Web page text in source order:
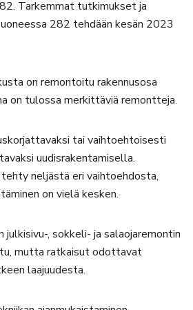
Tarkemmat tutkimukset ja
282 tehdään kesän 2023
on remontoitu rakennusosa
on tulossa merkittäviä remontteja.
tai vaihtoehtoisesti
uudisrakentamisella.
neljästä eri vaihtoehdosta,
on vielä kesken.
julkisivu-, sokkeli- ja salaojaremontin
mutta ratkaisut odottavat
laajuudesta.